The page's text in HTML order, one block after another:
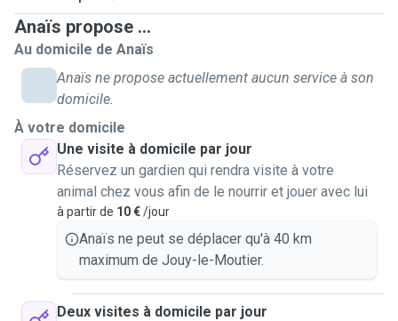
Anaïs propose ...
Au domicile de Anaïs
Anaïs ne propose actuellement aucun service à son
domicile.
À votre domicile
Une visite à domicile par jour
Réservez un gardien qui rendra visite à votre
animal chez vous afin de le nourrir et jouer avec lui
à partir de 10 €/jour
Anaïs ne peut se déplacer qu'à 40 km
maximum de Jouy-le-Moutier.
Deux visites à domicile par jour